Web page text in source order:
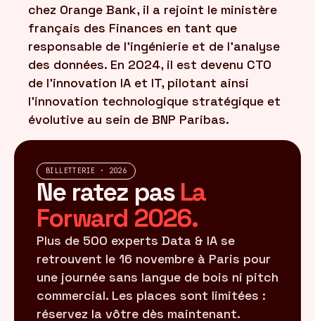
chez Orange Bank, il a rejoint le ministère
français des Finances en tant que
responsable de l'ingénierie et de l'analyse
des données. En 2024, il est devenu CTO
de l'innovation IA et IT, pilotant ainsi
l'innovation technologique stratégique et
évolutive au sein de BNP Paribas.
BILLETTERIE · 2026
Ne ratez pas La
Forward 2026.
Plus de 500 experts Data & IA se
retrouvent le 16 novembre à Paris pour
une journée sans langue de bois ni pitch
commercial. Les places sont limitées :
réservez la vôtre dès maintenant.